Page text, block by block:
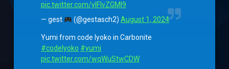
pic.twitter.com/ylFlvZGMl9
— gest
(@gestasch2)August 1, 2024
Yumi from code lyoko in Carbonite
#codelyoko #yumi
pic.twitter.com/wqWuStwCDW